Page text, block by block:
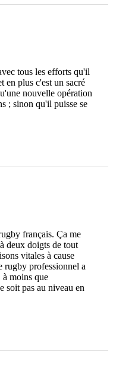
tous les efforts qu'il
en plus c'est un sacré
nouvelle opération
; sinon qu'il puisse se
français. Ça me
deux doigts de tout
vitales à cause
rugby professionnel a
moins que
soit pas au niveau en